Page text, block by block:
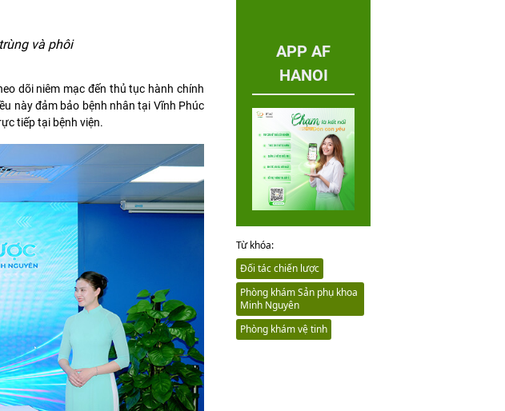
và phôi
dõi niêm mạc đến thủ tục hành chính
này đảm bảo bệnh nhân tại Vĩnh Phúc
tiếp tại bệnh viện.
APP AF
HANOI
Từ khóa:
Đối tác chiến lược
Phòng khám Sản phụ khoa
Minh Nguyên
Phòng khám vệ tinh